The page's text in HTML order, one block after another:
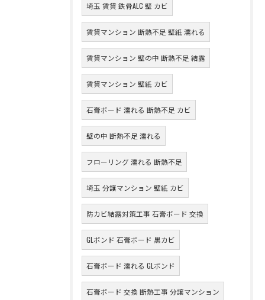
埼玉 賃貸 鉄骨ALC 壁 カビ
賃貸マンション 断熱不足 壁紙 濡れる
賃貸マンション 壁の中 断熱不足 結露
賃貸マンション 壁紙 カビ
石膏ボード 濡れる 断熱不足 カビ
壁の中 断熱不足 濡れる
フローリング 濡れる 断熱不足
埼玉 分譲マンション 壁紙 カビ
防カビ結露対策工事 石膏ボード 交換
GLボンド 石膏ボード 黒カビ
石膏ボード 濡れる GLボンド
石膏ボード 交換 断熱工事 分譲マンション